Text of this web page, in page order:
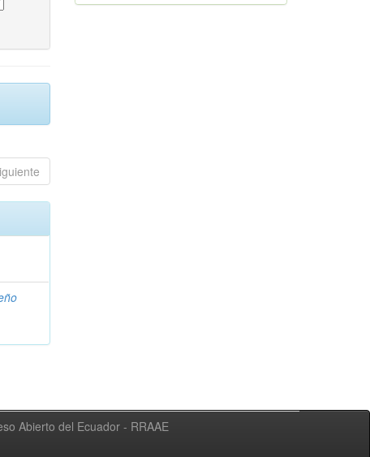
Abierto del Ecuador - RRAAE